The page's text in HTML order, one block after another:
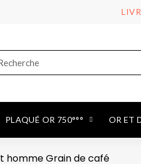
PLAQUÉ OR 750°°° OR ET
homme Grain de café